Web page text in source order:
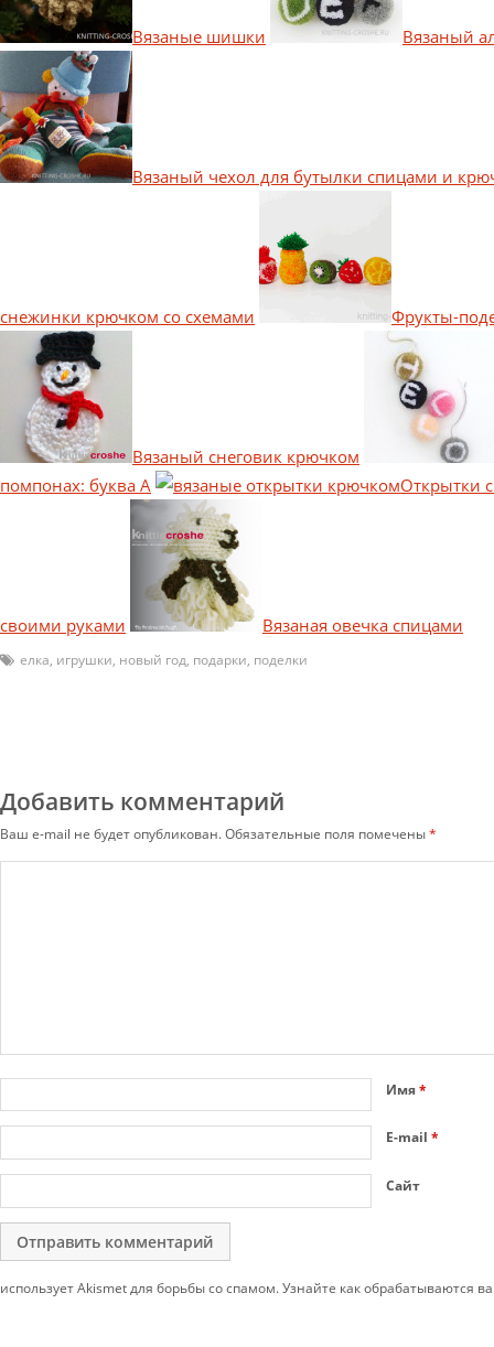
Вязаные шишки Вязаный
Вязаный чехол для бутылки спицами и
снежинки крючком со схемами Фрукты-
Вязаный снеговик крючком
помпонах: буква А
Открытки
своими руками Вязаная овечка спицами
елка, игрушки, новый год, подарки, поделки
Добавить комментарий
Ваш e-mail не будет опубликован.Обязательные поля помечены*
Имя*
E-mail *
Сайт
использует Akismet для борьбы со спамом. Узнайте как обрабатываются